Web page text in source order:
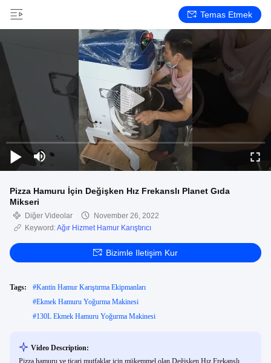
Temas Etmek
Pizza Hamuru İçin Değişken Hız Frekanslı Planet Gıda
Mikseri
Diğer Videolar
November 26, 2022
Keyword:Ağır Hizmet Hamur Karıştırıcı
Bizimle Iletişim Kur
Tags: #Kantin Hamur Karıştırma Ekipmanları
#Ekmek Hamuru Yoğurma Makinesi
#130L Ekmek Hamuru Yoğurma Makinesi
Video Description:
Pizza hamuru ve ticari mutfaklar için mükemmel olan Değişken Hız Frekanslı